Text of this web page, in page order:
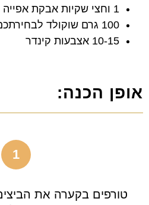
1 וחצי שקיות אבקת אפייה
100 גרם שוקולד לבחירתכם - לבן/חלב/מריר
10-15 אצבעות קינדר
אופן הכנה:
1
טורפים בקערה את